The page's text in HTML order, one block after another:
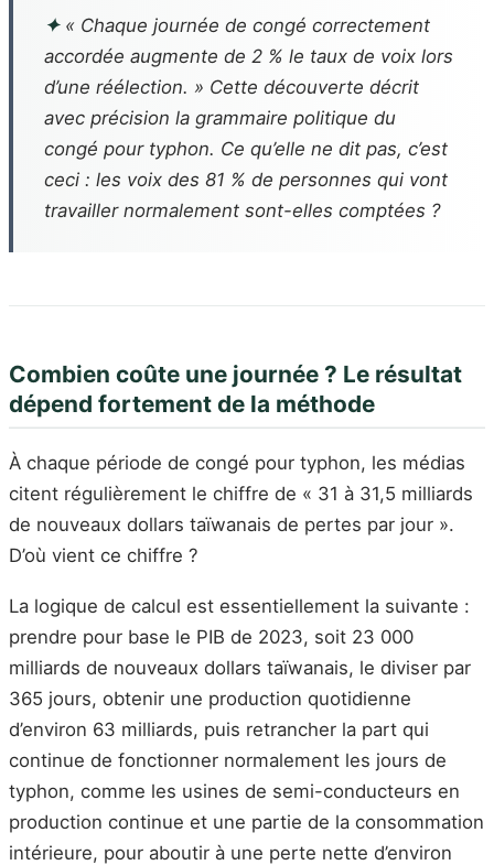
✦« Chaque journée de congé correctement
accordée augmente de 2 % le taux de voix lors
d’une réélection. » Cette découverte décrit
avec précision la grammaire politique du
congé pour typhon. Ce qu’elle ne dit pas, c’est
ceci : les voix des 81 % de personnes qui vont
travailler normalement sont-elles comptées ?
Combien coûte une journée ? Le résultat
dépend fortement de la méthode
À chaque période de congé pour typhon, les médias
citent régulièrement le chiffre de « 31 à 31,5 milliards
de nouveaux dollars taïwanais de pertes par jour ».
D’où vient ce chiffre ?
La logique de calcul est essentiellement la suivante :
prendre pour base le PIB de 2023, soit 23 000
milliards de nouveaux dollars taïwanais, le diviser par
365 jours, obtenir une production quotidienne
d’environ 63 milliards, puis retrancher la part qui
continue de fonctionner normalement les jours de
typhon, comme les usines de semi-conducteurs en
production continue et une partie de la consommation
intérieure, pour aboutir à une perte nette d’environ